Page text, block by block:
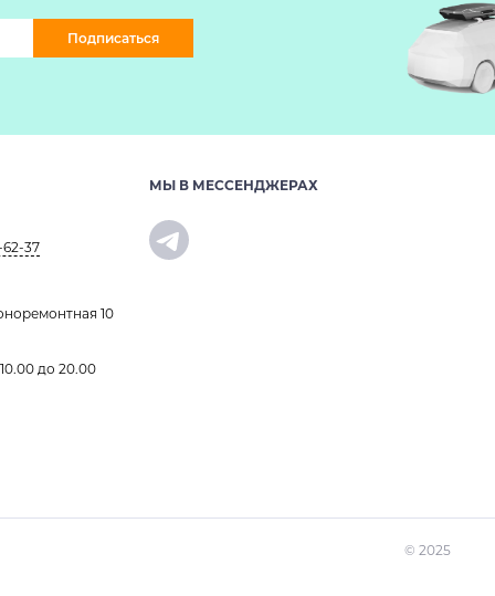
Подписаться
37
10
до 20.00
МЫ В МЕССЕНДЖЕРАХ
© 2025